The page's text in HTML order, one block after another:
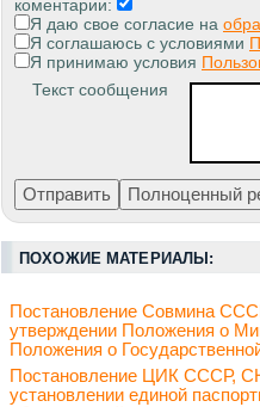
коментарии:
Я даю свое согласие на
Я соглашаюсь с условиями
Я принимаю условия
Текст сообщения
ПОХОЖИЕ МАТЕРИАЛЫ:
Постановление Совмина
утверждении Положения о
Положения о
Постановление ЦИК СССР,
установлении единой